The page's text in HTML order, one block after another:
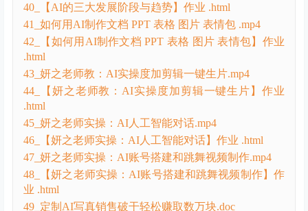
40_【AI的三大发展阶段与趋势】作业 .html
41_如何用AI制作文档 PPT 表格 图片 表情包 .mp4
42_【如何用AI制作文档 PPT 表格 图片 表情包】作业
.html
43_妍之老师教：AI实操度加剪辑一键生片.mp4
44_【妍之老师教：AI实操度加剪辑一键生片】作业
.html
45_妍之老师实操：AI人工智能对话.mp4
46_【妍之老师实操：AI人工智能对话】作业 .html
47_妍之老师实操：AI账号搭建和跳舞视频制作.mp4
48_【妍之老师实操：AI账号搭建和跳舞视频制作】作
业 .html
49_定制AI写真销售破干轻松赚取数万块.doc